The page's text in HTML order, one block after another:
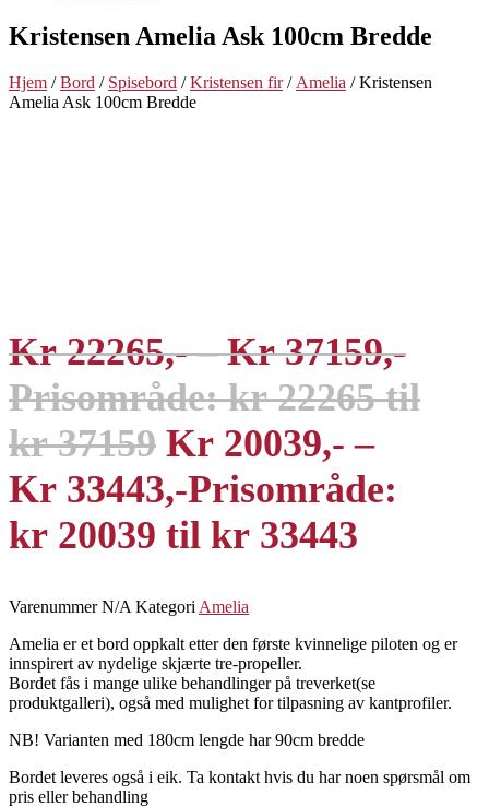
Kristensen Amelia Ask 100cm Bredde
Hjem /Bord / Spisebord /Kristensen fir/ Amelia / Kristensen
Amelia Ask 100cm Bredde
Kr22265 – Kr37159
Prisområde: kr 22265 til
kr 37159 Kr 20039
–
Kr 33443 Prisområde:
kr 20039 til kr 33443
VarenummerN/A Kategori Amelia
Amelia er et bord oppkalt etter den første kvinnelige piloten og er
innspirert av nydelige skjærte tre-propeller.
Bordet fås i mange ulike behandlinger på treverket(se
produktgalleri), også med mulighet for tilpasning av kantprofiler.
NB! Varianten med 180cm lengde har 90cm bredde
Bordet leveres også i eik. Ta kontakt hvis du har noen spørsmål om
pris eller behandling